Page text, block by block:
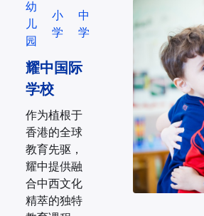
幼
儿
园
小
学
中
学
耀中国际
学校
作为植根于
香港的全球
教育先驱，
耀中提供融
合中西文化
精萃的独特